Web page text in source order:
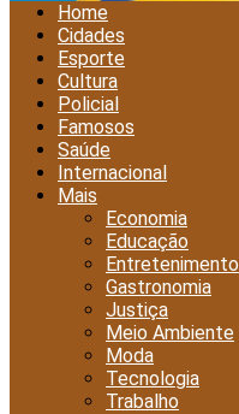
Home
Cidades
Esporte
Cultura
Policial
Famosos
Saúde
Internacional
Mais
Economia
Educação
Entretenimento
Gastronomia
Justiça
Meio Ambiente
Moda
Tecnologia
Trabalho